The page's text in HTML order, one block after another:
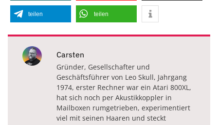
teilen teilen
Carsten
Gründer, Gesellschafter und
Geschäftsführer von Leo Skull, Jahrgang
1974, erster Rechner war ein Atari 800XL,
hat sich noch per Akustikkoppler in
Mailboxen rumgetrieben, experimentiert
viel mit seinen Haaren und steckt